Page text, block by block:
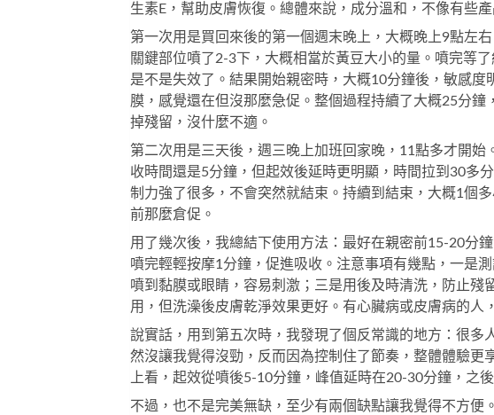
生素E，幫助皮膚恢復。總體來說，成分溫和，不像有些
第一次用是買回來後的第一個週末晚上，大概晚上9點左
關鍵部位噴了2-3下，大概相當於黃豆大小的量。噴完等
是不是失效了。結果開始親密時，大概10分鐘後，敏感
膜，感覺還在但沒那麼急促。整個過程持續了大概25分
掉殘留，沒什麼不適。
第二次用是三天後，週三晚上加班回家晚，11點多才開
收時間還是5分鐘，但起效後延時更明顯，時間拉到30多
制力強了很多，不會突然就結束。持續到結束，大概1個
前那麼倉促。
用了幾次後，我總結下使用方法：最好在親密前15-20分
噴完輕輕按摩1分鐘，促進吸收。注意事項有幾點，一是
噴到黏膜或眼睛，容易刺激；三是用後及時清洗，防止
用，但洗澡後皮膚乾淨效果更好。有心臟病或皮膚病的人
說實話，用到第五次時，我發現了個反常識的地方：很
然沒讓我覺得沒勁，反而因為控制住了節奏，整體體驗更
上看，起效從噴後5-10分鐘，峰值延時在20-30分鐘，之
不過，也不是完美無缺，至少有兩個缺點讓我覺得不方便